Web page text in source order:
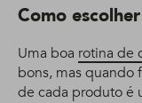
Como
Uma boa rotina de
bons, mas quando
de cada produto é